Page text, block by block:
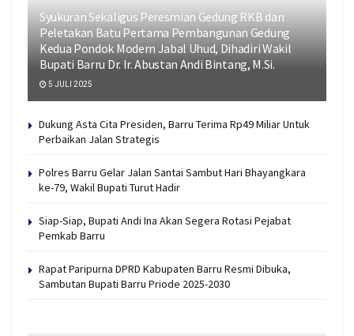
Syukuran Sekaligus Peresmian Gedung RKB dan
Peletakan Batu Pertama Pembangunan Gedung
Kedua Pondok Modern Jabal Uhud, Dihadiri Wakil
Bupati Barru Dr. Ir. Abustan Andi Bintang, M.Si.
5 JULI 2025
Dukung Asta Cita Presiden, Barru Terima Rp49 Miliar Untuk
Perbaikan Jalan Strategis
Polres Barru Gelar Jalan Santai Sambut Hari Bhayangkara
ke-79, Wakil Bupati Turut Hadir
Siap-Siap, Bupati Andi Ina Akan Segera Rotasi Pejabat
Pemkab Barru
Rapat Paripurna DPRD Kabupaten Barru Resmi Dibuka,
Sambutan Bupati Barru Priode 2025-2030